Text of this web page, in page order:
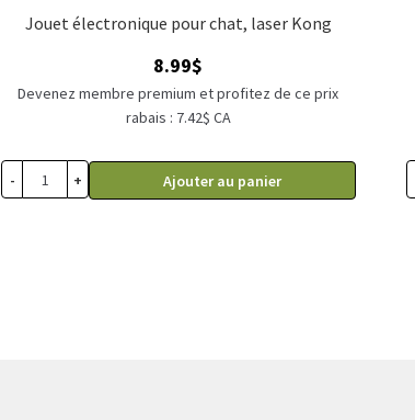
Jouet électronique pour chat, laser Kong
8.99$
Devenez membre premium et profitez de ce prix
rabais : 7.42$ CA
- + Ajouter au panier